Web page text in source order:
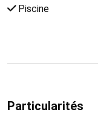
Piscine
Particularités